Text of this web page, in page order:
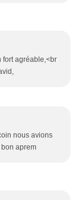
fort agréable,<br
nous avions
aprem